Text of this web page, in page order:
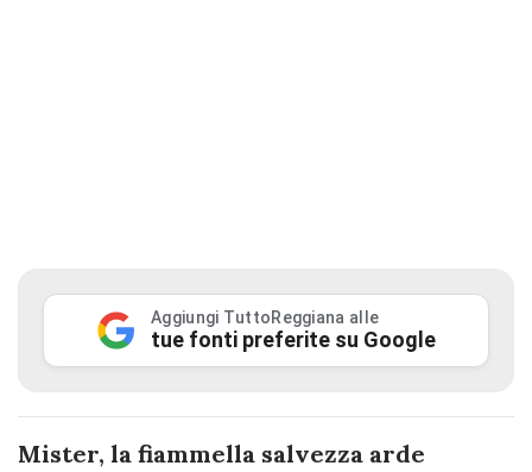
Aggiungi TuttoReggiana alle
tue fonti preferite su Google
Mister, la fiammella salvezza arde